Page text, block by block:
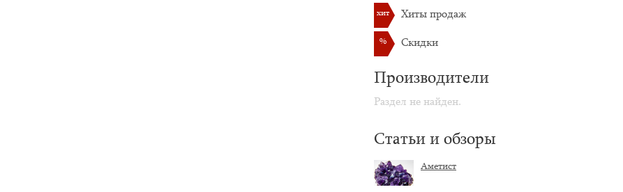
хит Хиты продаж
% Скидки
Производители
Раздел не найден.
Статьи и обзоры
Аметист